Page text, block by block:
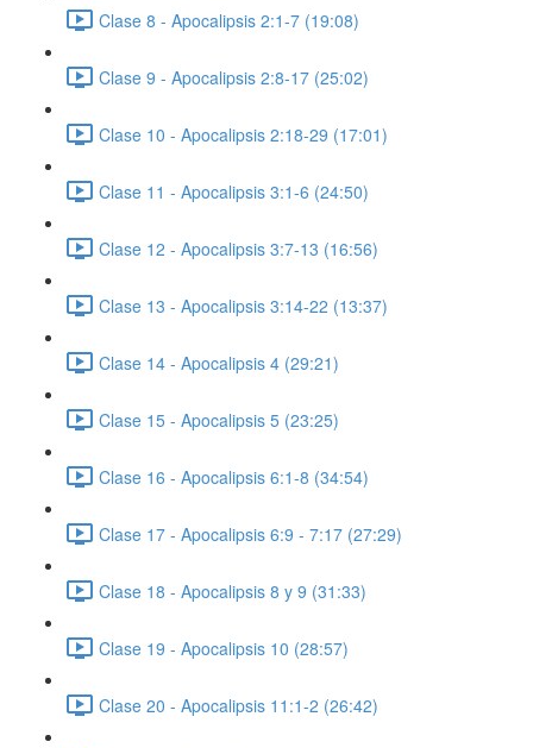
Clase 8 - Apocalipsis 2:1-7 (19:08)
Clase 9 - Apocalipsis 2:8-17 (25:02)
Clase 10 - Apocalipsis 2:18-29 (17:01)
Clase 11 - Apocalipsis 3:1-6 (24:50)
Clase 12 - Apocalipsis 3:7-13 (16:56)
Clase 13 - Apocalipsis 3:14-22 (13:37)
Clase 14 - Apocalipsis 4 (29:21)
Clase 15 - Apocalipsis 5 (23:25)
Clase 16 - Apocalipsis 6:1-8 (34:54)
Clase 17 - Apocalipsis 6:9 - 7:17 (27:29)
Clase 18 - Apocalipsis 8 y 9 (31:33)
Clase 19 - Apocalipsis 10 (28:57)
Clase 20 - Apocalipsis 11:1-2 (26:42)